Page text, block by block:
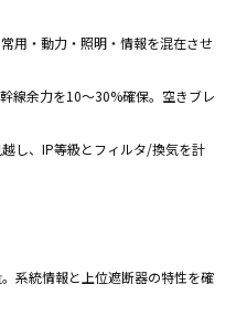
用・動力・照明・情報を混在させ
線余力を10〜30%確保。空きブレ
し、IP等級とフィルタ/換気を計
系統情報と上位遮断器の特性を確